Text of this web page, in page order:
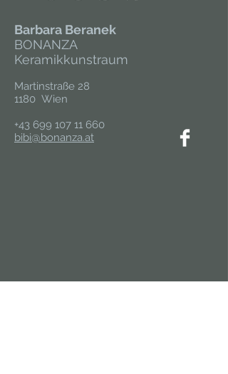
Barbara Beranek
BONANZA
Keramikkunstraum
Martinstraße 28
1180 Wien
+43 699 107 11 660
bibi@bonanza.at